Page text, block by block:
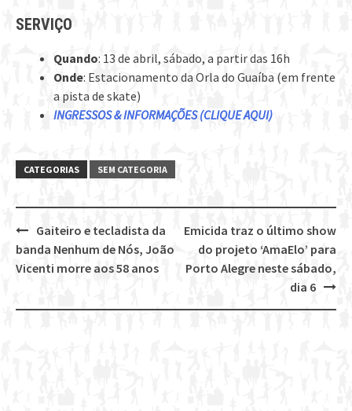
SERVIÇO
Quando: 13 de abril, sábado, a partir das 16h
Onde: Estacionamento da Orla do Guaíba (em frente
a pista de skate)
INGRESSOS & INFORMAÇÕES (CLIQUE AQUI)
CATEGORIAS SEM CATEGORIA
Post
navigation
Emicida traz o último show
do projeto ‘AmaElo’ para
Porto Alegre neste sábado,
dia 6
Gaiteiro e tecladista da
banda Nenhum de Nós, João
Vicenti morre aos 58 anos